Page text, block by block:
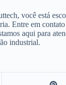
você está
Entre em
aqui para
industrial.